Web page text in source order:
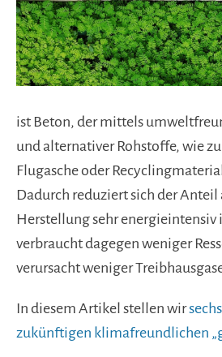
ist Beton, der mittels
und alternativer Rohstoffe, wie
Flugasche oder
Dadurch reduziert sich der Anteil
Herstellung sehr energieintensiv
verbraucht dagegen weniger
verursacht weniger
In diesem Artikel stellen wir
zukünftigen klimafreundlichen